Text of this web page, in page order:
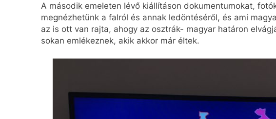
A második emeleten lévő kiállításon dokumentumokat,
megnézhetünk a falról és annak ledöntéséről, és ami
az is ott van rajta, ahogy az osztrák- magyar határon
sokan emlékeznek, akik akkor már éltek.